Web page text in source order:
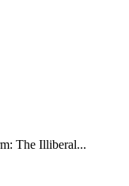
The Illiberal...